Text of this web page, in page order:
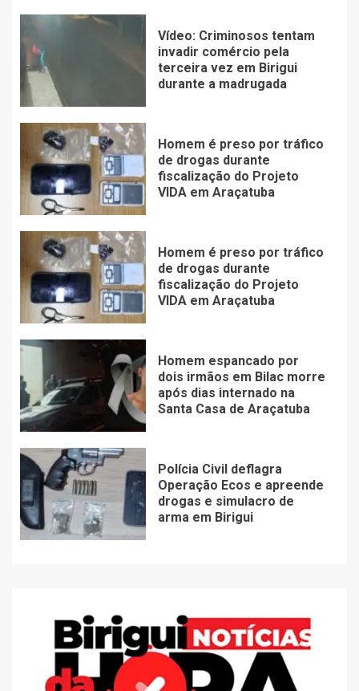
Vídeo: Criminosos tentam
invadir comércio pela
terceira vez em Birigui
durante a madrugada
Homem é preso por tráfico
de drogas durante
fiscalização do Projeto
VIDA em Araçatuba
Homem é preso por tráfico
de drogas durante
fiscalização do Projeto
VIDA em Araçatuba
Homem espancado por
dois irmãos em Bilac morre
após dias internado na
Santa Casa de Araçatuba
Polícia Civil deflagra
Operação Ecos e apreende
drogas e simulacro de
arma em Birigui